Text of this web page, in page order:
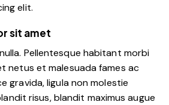
elit.
sit amet
Pellentesque habitant morbi
netus et malesuada fames ac
gravida, ligula non molestie
risus, blandit maximus augue